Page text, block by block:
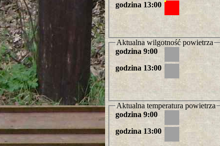
godzina 13:00
Aktualna wilgotność powietrza
godzina 9:00
godzina 13:00
Aktualna temperatura powietrza
godzina 9:00
godzina 13:00